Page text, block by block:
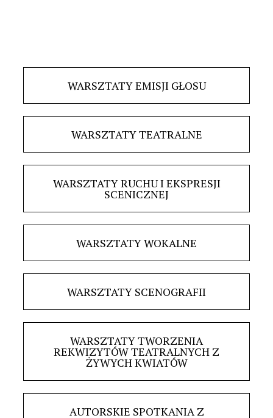
WARSZTATY EMISJI GŁOSU
WARSZTATY TEATRALNE
WARSZTATY RUCHU I EKSPRESJI
SCENICZNEJ
WARSZTATY WOKALNE
WARSZTATY SCENOGRAFII
WARSZTATY TWORZENIA
REKWIZYTÓW TEATRALNYCH Z
ŻYWYCH KWIATÓW
AUTORSKIE SPOTKANIA Z